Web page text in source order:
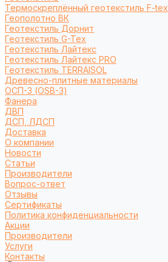
Термоскреплённый геотекстиль F-tex
Геополотно ВК
Геотекстиль Дорнит
Геотекстиль G-Tex
Геотекстиль Лайтекс
Геотекстиль Лайтекс PRO
Геотекстиль TERRAISOL
Древесно-плитные материалы
ОСП-3 (OSB-3)
Фанера
ДВП
ДСП, ЛДСП
Доставка
О компании
Новости
Статьи
Производители
Вопрос-ответ
Отзывы
Сертификаты
Политика конфиденциальности
Акции
Производители
Услуги
Контакты